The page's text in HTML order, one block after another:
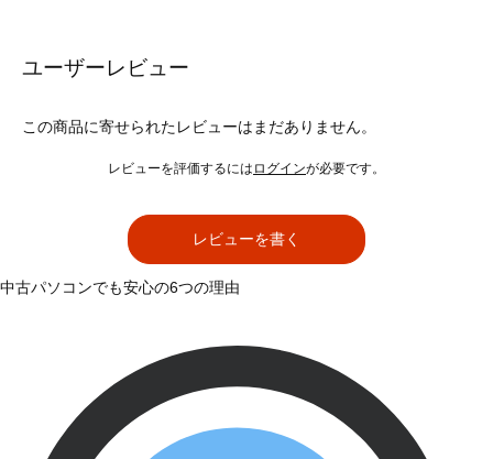
ユーザーレビュー
この商品に寄せられたレビューはまだありません。
レビューを評価するには ログインが必要です。
レビューを書く
中古パソコンでも安心の6つの理由